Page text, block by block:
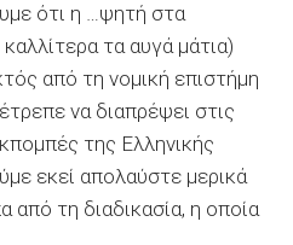
ότι η …ψητή στα
τα αυγά μάτια)
από τη νομική επιστήμη
να διαπρέψει στις
της Ελληνικής
εκεί απολαύστε μερικά
από τη διαδικασία, η οποία